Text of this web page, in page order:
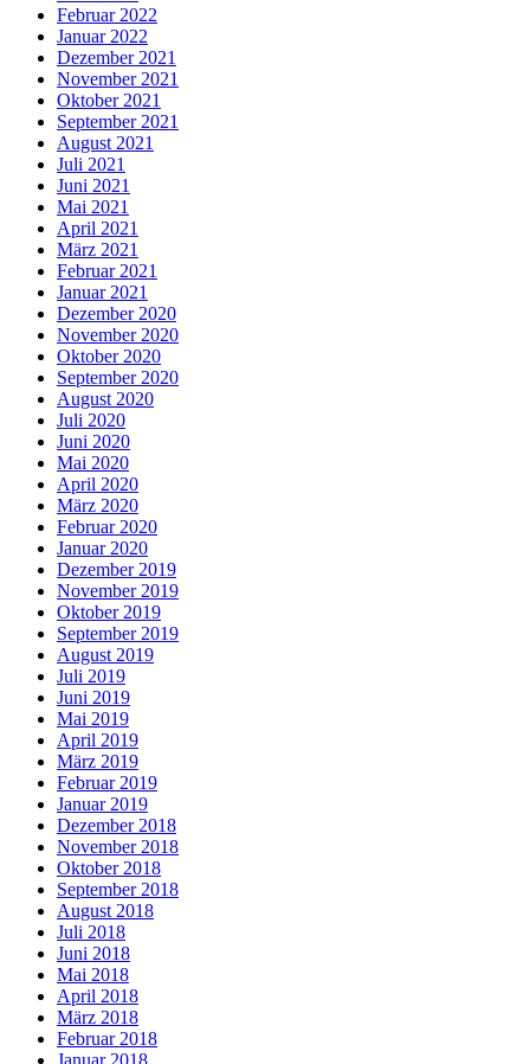
Februar 2022
Januar 2022
Dezember 2021
November 2021
Oktober 2021
September 2021
August 2021
Juli 2021
Juni 2021
Mai 2021
April 2021
März 2021
Februar 2021
Januar 2021
Dezember 2020
November 2020
Oktober 2020
September 2020
August 2020
Juli 2020
Juni 2020
Mai 2020
April 2020
März 2020
Februar 2020
Januar 2020
Dezember 2019
November 2019
Oktober 2019
September 2019
August 2019
Juli 2019
Juni 2019
Mai 2019
April 2019
März 2019
Februar 2019
Januar 2019
Dezember 2018
November 2018
Oktober 2018
September 2018
August 2018
Juli 2018
Juni 2018
Mai 2018
April 2018
März 2018
Februar 2018